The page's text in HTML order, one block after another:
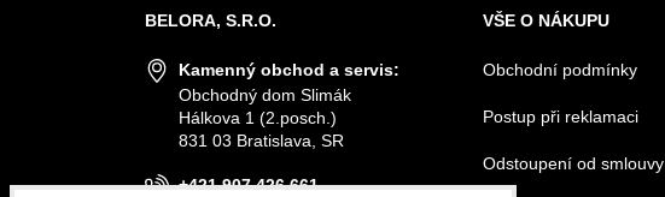
BELORA, S.R.O.
Kamenný obchod a servis:
Obchodný dom Slimák
Hálkova 1 (2.posch.)
831 03 Bratislava, SR
+421 907 426 661
VŠE O NÁKUPU
Obchodní podmínky
Postup při reklamaci
Odstoupení od smlouvy